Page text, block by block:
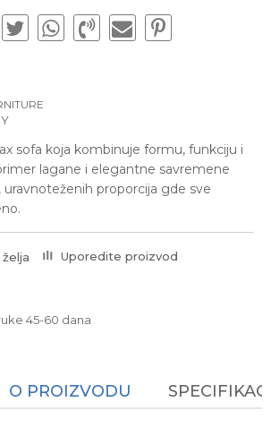
sofa koja kombinuje formu, funkciju i
lagane i elegantne savremene
uravnoteženih proporcija gde sve
Uporedite proizvod
45-60 dana
O PROIZVODU